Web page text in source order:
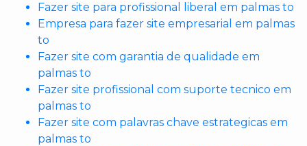
Fazer site para profissional liberal em palmas to
Empresa para fazer site empresarial em palmas
to
Fazer site com garantia de qualidade em
palmas to
Fazer site profissional com suporte tecnico em
palmas to
Fazer site com palavras chave estrategicas em
palmas to